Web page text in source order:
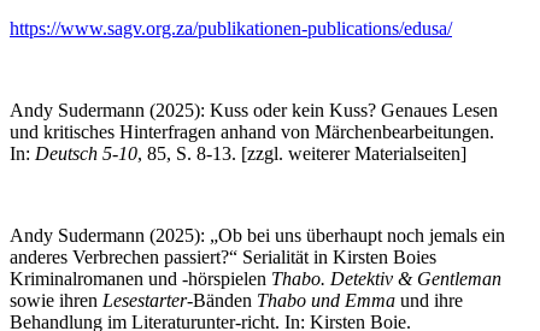
https://www.sagv.org.za/publikationen-publications/edusa/
Andy Sudermann (2025): Kuss oder kein Kuss? Genaues Lesen
und kritisches Hinterfragen anhand von Märchenbearbeitungen.
In: Deutsch 5-10, 85, S. 8-13. [zzgl. weiterer Materialseiten]
Andy Sudermann (2025): „Ob bei uns überhaupt noch jemals ein
anderes Verbrechen passiert?“ Serialität in Kirsten Boies
Kriminalromanen und -hörspielen Thabo. Detektiv & Gentleman
sowie ihren Lesestarter-Bänden Thabo und Emma und ihre
Behandlung im Literaturunter-richt. In: Kirsten Boie.